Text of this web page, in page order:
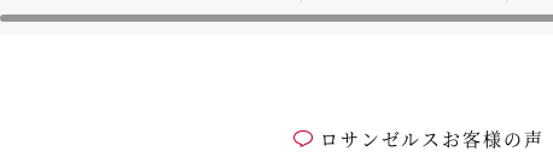
ロサンゼルスお客様の声